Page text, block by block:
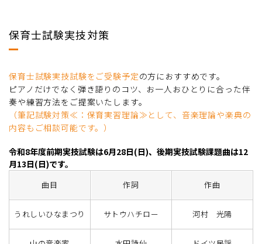
保育士試験実技対策
保育士試験実技試験をご受験予定の方におすすめです。
ピアノだけでなく弾き語りのコツ、お一人おひとりに合った伴
奏や練習方法をご提案いたします。
（筆記試験対策≪：保育実習理論≫として、音楽理論や楽典の
内容もご相談可能です。）
令和8年度前期実技試験は6月28日(日)、後期実技試験課題曲は12
月13日(日)です。
曲目 作詞 作曲
うれしいひなまつり サトウハチロー 河村 光陽